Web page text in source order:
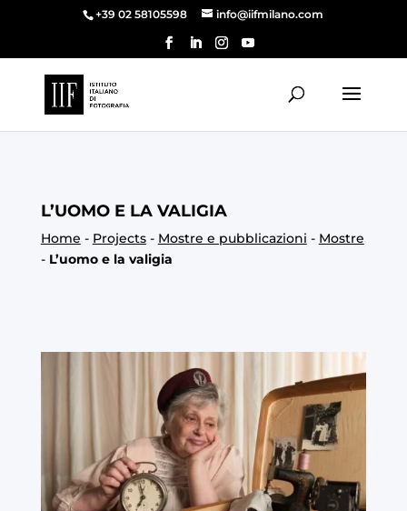
+39 02 58105598 info@iifmilano.com
L’UOMO E LA VALIGIA
Home - Projects- Mostre e pubblicazioni - Mostre
- L’uomo e la valigia